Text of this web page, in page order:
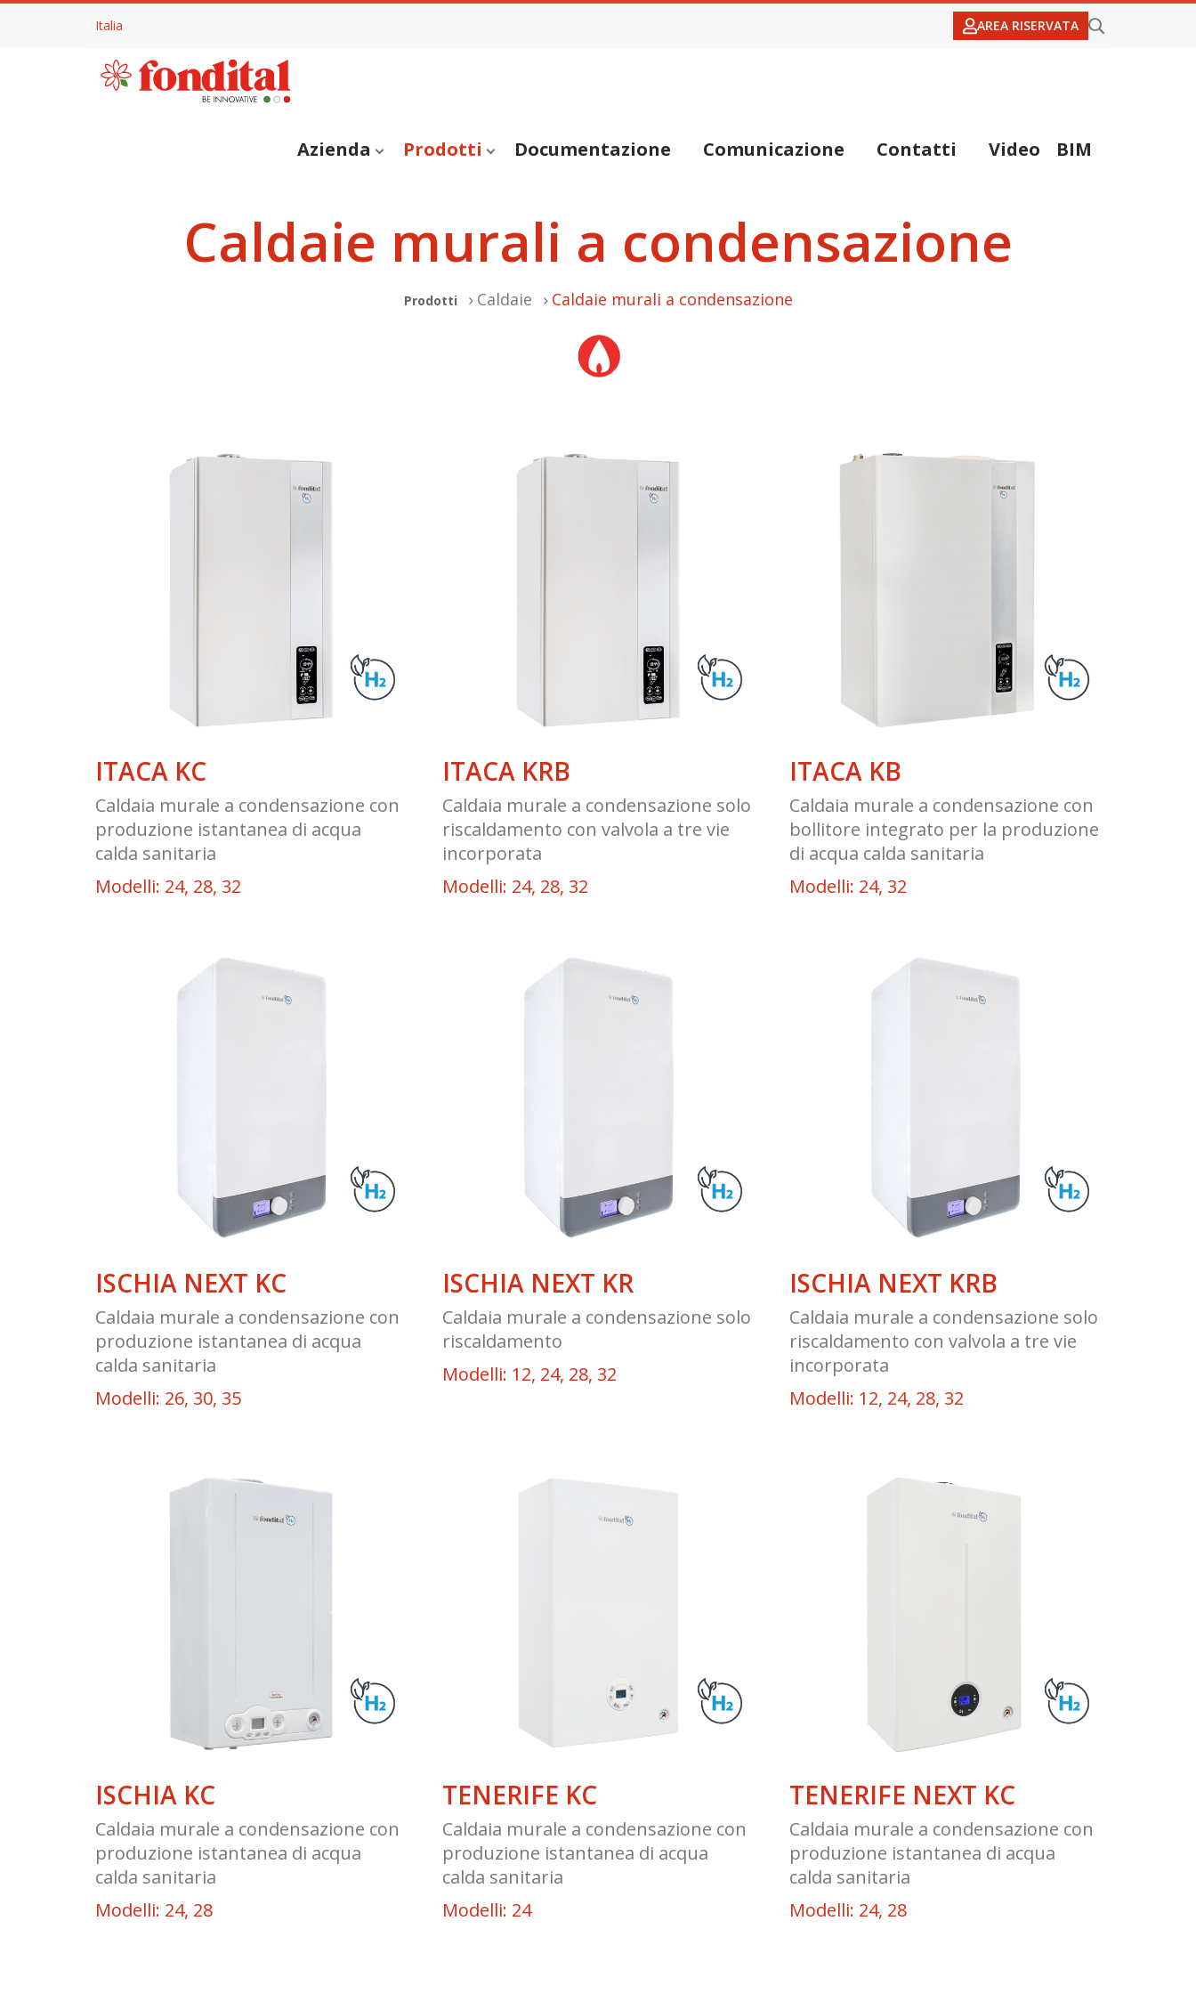
Italia AREA RISERVATA
Azienda Prodotti Documentazione Comunicazione Contatti Video BIM
Caldaie murali a condensazione
Prodotti Caldaie Caldaie murali a condensazione
ITACA KC
Caldaia murale a condensazione con
produzione istantanea di acqua
calda sanitaria
Modelli: 24, 28, 32
ITACA KRB
Caldaia murale a condensazione solo
riscaldamento con valvola a tre vie
incorporata
Modelli: 24, 28, 32
ITACA KB
Caldaia murale a condensazione con
bollitore integrato per la produzione
di acqua calda sanitaria
Modelli: 24, 32
ISCHIA NEXT KC
Caldaia murale a condensazione con
produzione istantanea di acqua
calda sanitaria
Modelli: 26, 30, 35
ISCHIA NEXT KR
Caldaia murale a condensazione solo
riscaldamento
Modelli: 12, 24, 28, 32
ISCHIA NEXT KRB
Caldaia murale a condensazione solo
riscaldamento con valvola a tre vie
incorporata
Modelli: 12, 24, 28, 32
ISCHIA KC
Caldaia murale a condensazione con
produzione istantanea di acqua
calda sanitaria
Modelli: 24, 28
TENERIFE KC
Caldaia murale a condensazione con
produzione istantanea di acqua
calda sanitaria
Modelli: 24
TENERIFE NEXT KC
Caldaia murale a condensazione con
produzione istantanea di acqua
calda sanitaria
Modelli: 24, 28